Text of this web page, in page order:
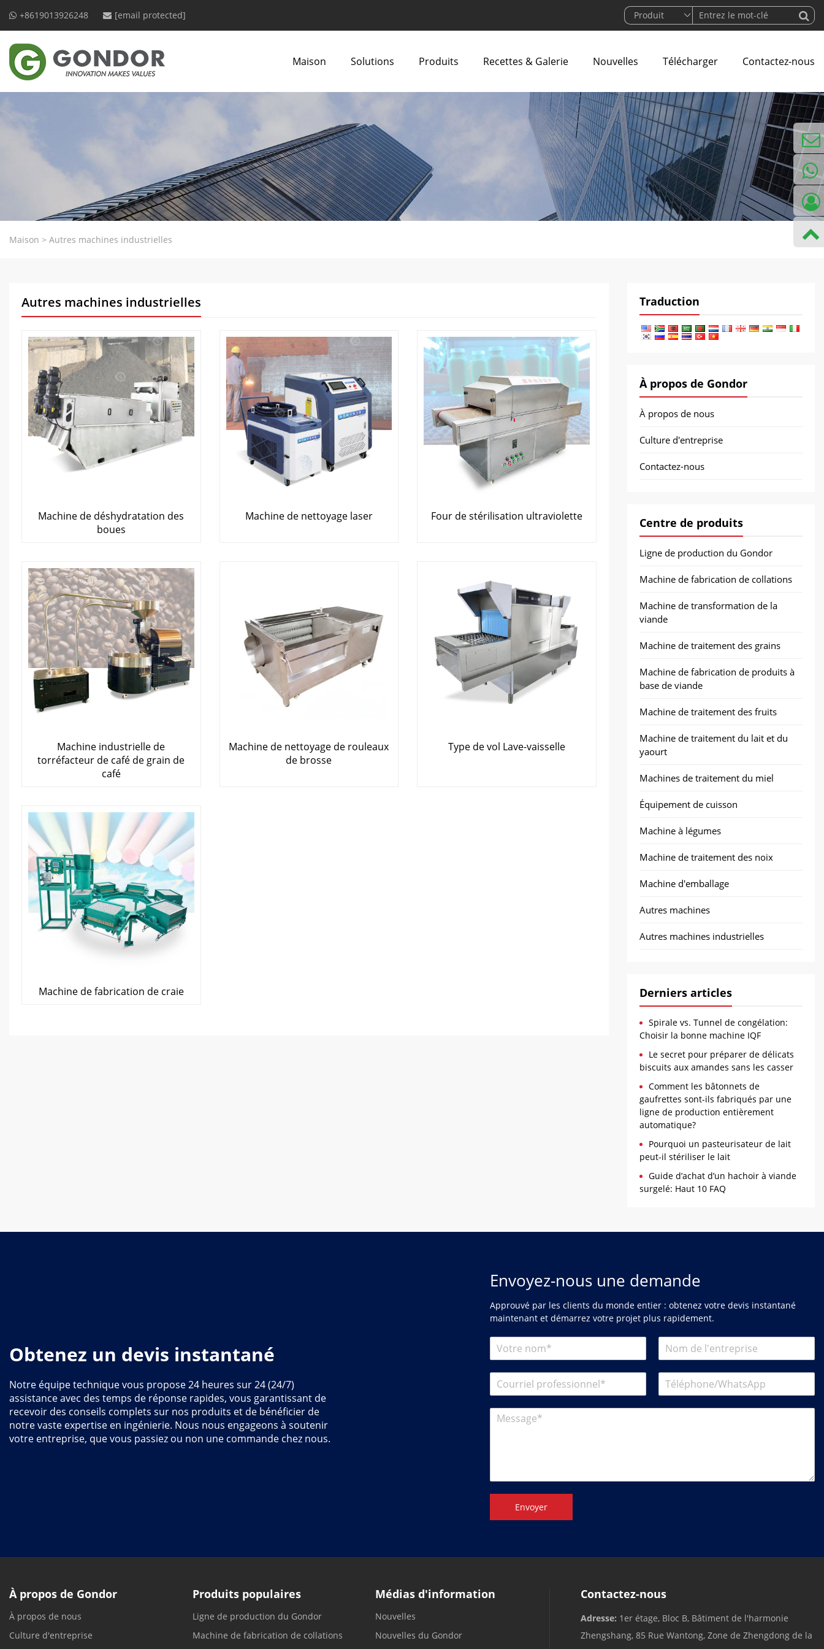
+8619013926248 [email protected]
Maison Solutions Produits Recettes & Galerie Nouvelles Télécharger Contactez-nous
Maison > Autres machines industrielles
Autres machines industrielles
Machine de déshydratation des
boues
Machine de nettoyage laser Four de stérilisation ultraviolette
Machine industrielle de
torréfacteur de café de grain de
café
Machine de nettoyage de rouleaux
de brosse
Type de vol Lave-vaisselle
Machine de fabrication de craie
Traduction
À propos de Gondor
À propos de nous
Culture d'entreprise
Contactez-nous
Centre de produits
Ligne de production du Gondor
Machine de fabrication de collations
Machine de transformation de la
viande
Machine de traitement des grains
Machine de fabrication de produits à
base de viande
Machine de traitement des fruits
Machine de traitement du lait et du
yaourt
Machines de traitement du miel
Équipement de cuisson
Machine à légumes
Machine de traitement des noix
Machine d'emballage
Autres machines
Autres machines industrielles
Derniers articles
Spirale vs. Tunnel de congélation:
Choisir la bonne machine IQF
Le secret pour préparer de délicats
biscuits aux amandes sans les casser
Comment les bâtonnets de
gaufrettes sont-ils fabriqués par une
ligne de production entièrement
automatique?
Pourquoi un pasteurisateur de lait
peut-il stériliser le lait
Guide d’achat d’un hachoir à viande
surgelé: Haut 10 FAQ
Obtenez un devis instantané
Notre équipe technique vous propose 24 heures sur 24 (24/7)
assistance avec des temps de réponse rapides, vous garantissant de
recevoir des conseils complets sur nos produits et de bénéficier de
notre vaste expertise en ingénierie. Nous nous engageons à soutenir
votre entreprise, que vous passiez ou non une commande chez nous.
Envoyez-nous une demande
Approuvé par les clients du monde entier : obtenez votre devis instantané
maintenant et démarrez votre projet plus rapidement.
Envoyer
À propos de Gondor
À propos de nous
Culture d'entreprise
Produits populaires
Ligne de production du Gondor
Machine de fabrication de collations
Médias d'information
Nouvelles
Nouvelles du Gondor
Contactez-nous
Adresse: 1er étage, Bloc B, Bâtiment de l'harmonie
Zhengshang, 85 Rue Wantong, Zone de Zhengdong de la